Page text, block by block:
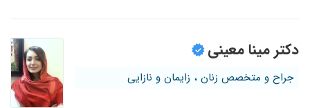
دکتر مینا معینی
جراح و متخصص زنان ، زایمان و نازایی